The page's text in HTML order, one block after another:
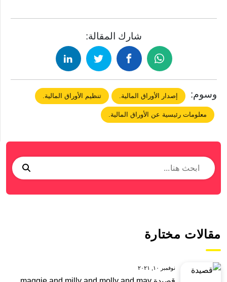
شارك المقالة:
وسوم: إصدار الأوراق المالية. تنظيم الأوراق المالية.
معلومات رئيسية عن الأوراق المالية.
مقالات مختارة
نوفمبر ١٠, ٢٠٢١